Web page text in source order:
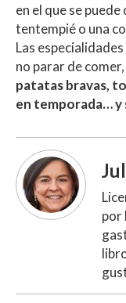
en el que se
tentempié o una
Las
no parar de
patatas bravas,
en temporada… y
por